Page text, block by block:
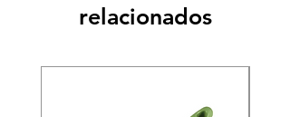
relacionados